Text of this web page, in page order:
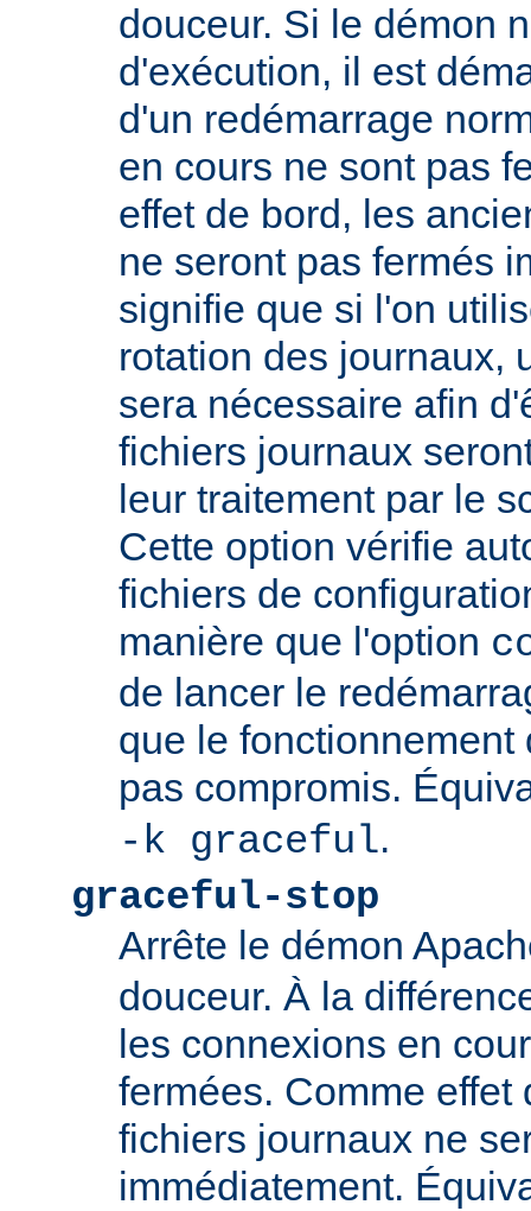
douceur. Si le démon
d'exécution, il est
d'un redémarrage
en cours ne sont pas
effet de bord, les
ne seront pas fermés
signifie que si l'on
rotation des journaux,
sera nécessaire afin
fichiers journaux
leur traitement par le
Cette option vérifie
fichiers de
manière que l'option
de lancer le
que le fonctionnement
pas compromis.
-k graceful.
graceful-stop
Arrête le démon
douceur. À la
les connexions en
fermées. Comme
fichiers journaux ne
immédiatement.